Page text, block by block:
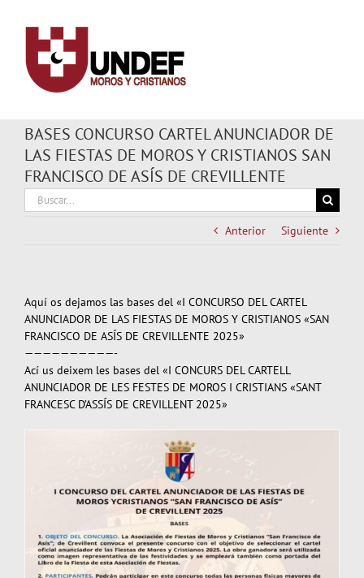
contenido
BASES CONCURSO CARTEL ANUNCIADOR DE
LAS FIESTAS DE MOROS Y CRISTIANOS SAN
FRANCISCO DE ASÍS DE CREVILLENTE
Buscar:
Anterior Siguiente
Aquí os dejamos las bases del «I CONCURSO DEL CARTEL
ANUNCIADOR DE LAS FIESTAS DE MOROS Y CRISTIANOS «SAN
FRANCISCO DE ASÍS DE CREVILLENTE 2025»
——————————-
Ací us deixem les bases del «I CONCURS DEL CARTELL
ANUNCIADOR DE LES FESTES DE MOROS I CRISTIANS «SANT
FRANCESC D’ASSÍS DE CREVILLENT 2025»